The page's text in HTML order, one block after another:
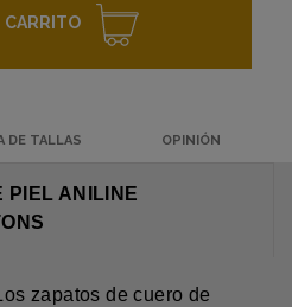
CARRITO
DE TALLAS OPINIÓN
PIEL ANILINE
zapatos de cuero de